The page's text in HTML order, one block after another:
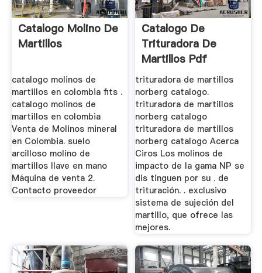
Catalogo Molino De
Martillos
catalogo molinos de
martillos en colombia fits .
catalogo molinos de
martillos en colombia
Venta de Molinos mineral
en Colombia. suelo
arcilloso molino de
martillos llave en mano
Máquina de venta 2.
Contacto proveedor
Catalogo De
Trituradora De
Martillos Pdf
trituradora de martillos
norberg catalogo.
trituradora de martillos
norberg catalogo
trituradora de martillos
norberg catalogo Acerca
Ciros Los molinos de
impacto de la gama NP se
dis tinguen por su . de
trituración. . exclusivo
sistema de sujeción del
martillo, que ofrece las
mejores.